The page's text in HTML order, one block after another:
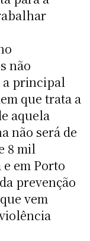
não
a principal
que trata a
aquela
não será de
8 mil
em Porto
prevenção
vem